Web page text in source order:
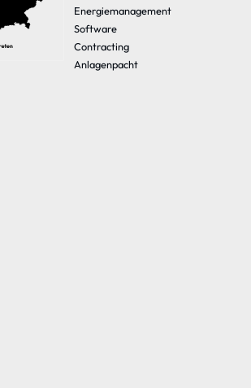
Energiemanagement
Software
Contracting
Anlagenpacht